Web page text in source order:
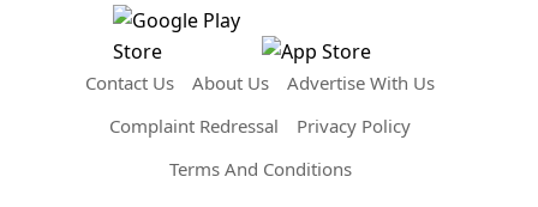
Contact Us About Us
Advertise With Us
Complaint Redressal
Privacy Policy
Terms And Conditions